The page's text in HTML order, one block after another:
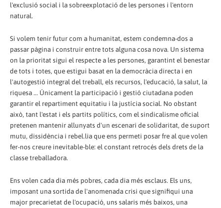
l'exclusió social i la sobreexplotació de les persones i l'entorn
natural.
Si volem tenir futur com a humanitat, estem condemna-dos a
passar pàgina i construir entre tots alguna cosa nova. Un sistema
on la prioritat sigui el respecte a les persones, garantint el benestar
de tots i totes, que estigui basat en la democràcia directa i en
l'autogestió integral del treball, els recursos, l'educació, la salut, la
riquesa ... Únicament la participació i gestió ciutadana poden
garantir el repartiment equitatiu i la justícia social. No obstant
això, tant l'estat i els partits polítics, com el sindicalisme oficial
pretenen mantenir allunyats d'un escenari de solidaritat, de suport
mutu, dissidència i rebel.lia que ens permeti posar fre al que volen
fer-nos creure inevitable-ble: el constant retrocés dels drets de la
classe treballadora.
Ens volen cada dia més pobres, cada dia més esclaus. Els uns,
imposant una sortida de l'anomenada crisi que signifiqui una
major precarietat de l'ocupació, uns salaris més baixos, una